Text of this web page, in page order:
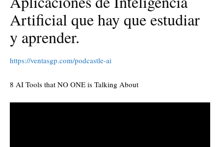
Artificial que hay que estudiar
y aprender.
https://ventasgp.com/podcastle-ai
8 AI Tools that NO ONE is Talking About